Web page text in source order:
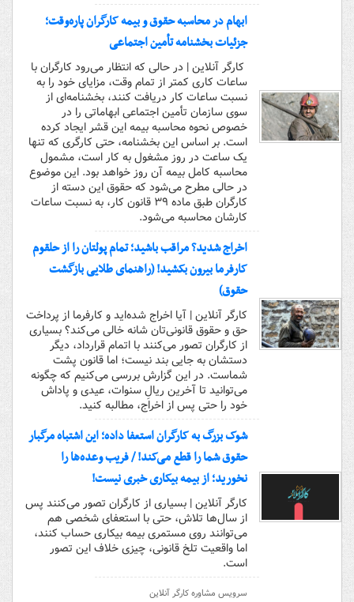
ابهام در محاسبه حقوق و بیمه کارگران پاره‌وقت؛
جزئیات بخشنامه تأمین اجتماعی
کارگر آنلاین | در حالی که انتظار می‌رود کارگران با
ساعات کاری کمتر از تمام وقت، مزایای خود را به
نسبت ساعات کار دریافت کنند، بخشنامه‌ای از
سوی سازمان تأمین اجتماعی ابهاماتی را در
خصوص نحوه محاسبه بیمه این قشر ایجاد کرده
است. بر اساس این بخشنامه، حتی کارگری که تنها
یک ساعت در روز مشغول به کار است، مشمول
محاسبه کامل بیمه آن روز خواهد بود. این موضوع
در حالی مطرح می‌شود که حقوق این دسته از
کارگران طبق ماده ۳۹ قانون کار، به نسبت ساعات
کارشان محاسبه می‌شود.
اخراج شدید؟ مراقب باشید؛ تمام پولتان را از حلقوم
کارفرما بیرون بکشید! (راهنمای طلایی بازگشت
حقوق)
کارگر آنلاین | آیا اخراج شده‌اید و کارفرما از پرداخت
حق و حقوق قانونی‌تان شانه خالی می‌کند؟ بسیاری
از کارگران تصور می‌کنند با اتمام قرارداد، دیگر
دستشان به جایی بند نیست؛ اما قانون پشت
شماست. در این گزارش بررسی می‌کنیم که چگونه
می‌توانید تا آخرین ریالِ سنوات، عیدی و پاداش
خود را حتی پس از اخراج، مطالبه کنید.
شوک بزرگ به کارگران استعفا داده؛ این اشتباه مرگبار
حقوق شما را قطع می‌کند! / فریب وعده‌ها را
نخورید؛ از بیمه بیکاری خبری نیست!
کارگر آنلاین | بسیاری از کارگران تصور می‌کنند پس
از سال‌ها تلاش، حتی با استعفای شخصی هم
می‌توانند روی مستمری بیمه بیکاری حساب کنند،
اما واقعیت تلخ قانونی، چیزی خلاف این تصور
است.
سرویس مشاوره کارگر آنلاین